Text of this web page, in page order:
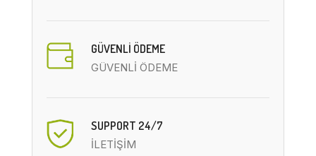
GÜVENLİ ÖDEME
GÜVENLİ ÖDEME
SUPPORT 24/7
İLETİŞİM